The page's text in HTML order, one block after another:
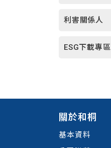
利害關係人
ESG下載專區
關於和桐
基本資料